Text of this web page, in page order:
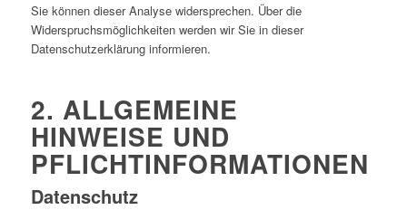
Sie können dieser Analyse widersprechen. Über die
Widerspruchsmöglichkeiten werden wir Sie in dieser
Datenschutzerklärung informieren.
2. ALLGEMEINE
HINWEISE UND
PFLICHTINFORMATIONEN
Datenschutz